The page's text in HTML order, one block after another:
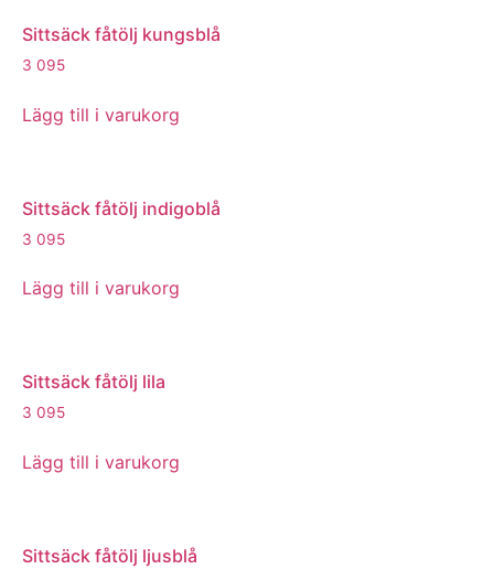
Sittsäck fåtölj kungsblå
3 095
Lägg till i varukorg
Sittsäck fåtölj indigoblå
3 095
Lägg till i varukorg
Sittsäck fåtölj lila
3 095
Lägg till i varukorg
Sittsäck fåtölj ljusblå